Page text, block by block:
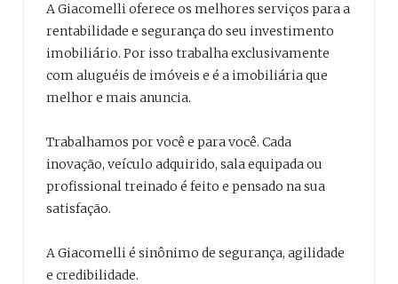
A Giacomelli oferece os melhores serviços para a
rentabilidade e segurança do seu investimento
imobiliário. Por isso trabalha exclusivamente
com aluguéis de imóveis e é a imobiliária que
melhor e mais anuncia.
Trabalhamos por você e para você. Cada
inovação, veículo adquirido, sala equipada ou
profissional treinado é feito e pensado na sua
satisfação.
A Giacomelli é sinônimo de segurança, agilidade
e credibilidade.